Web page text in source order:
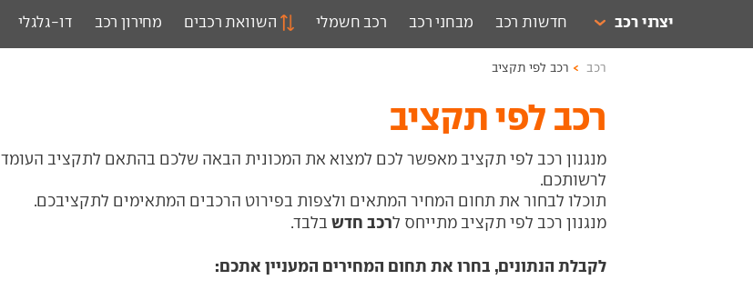
יצרני רכב חדשות רכב מבחני רכב רכב חשמלי השוואת רכבים מחירון רכב דו-גלגלי
רכב רכב לפי תקציב
רכב לפי תקציב
מנגנון רכב לפי תקציב מאפשר לכם למצוא את המכונית הבאה שלכם בהתאם לתקציב העומד
לרשותכם.
תוכלו לבחור את תחום המחיר המתאים ולצפות בפירוט הרכבים המתאימים לתקציבכם.
מנגנון רכב לפי תקציב מתייחס לרכב חדש בלבד.
לקבלת הנתונים, בחרו את תחום המחירים המעניין אתכם: